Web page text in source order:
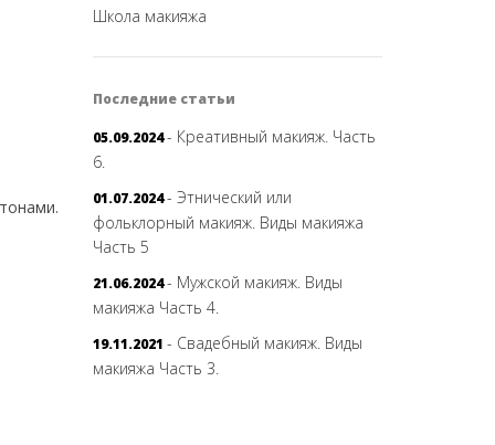
Школа макияжа
Последние статьи
05.09.2024- Креативный макияж. Часть
6.
01.07.2024- Этнический или
фольклорный макияж. Виды макияжа
Часть 5
21.06.2024- Мужской макияж. Виды
макияжа Часть 4.
19.11.2021 - Свадебный макияж. Виды
макияжа Часть 3.